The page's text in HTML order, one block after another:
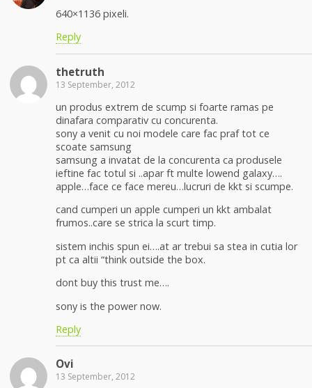
640×1136 pixeli.
Reply
thetruth
13 September, 2012
un produs extrem de scump si foarte ramas pe
dinafara comparativ cu concurenta.
sony a venit cu noi modele care fac praf tot ce
scoate samsung
samsung a invatat de la concurenta ca produsele
ieftine fac totul si ..apar ft multe lowend galaxy….
apple…face ce face mereu…lucruri de kkt si scumpe.
cand cumperi un apple cumperi un kkt ambalat
frumos..care se strica la scurt timp.
sistem inchis spun ei….at ar trebui sa stea in cutia lor
pt ca altii “think outside the box.
dont buy this trust me….
sony is the power now.
Reply
Ovi
13 September, 2012